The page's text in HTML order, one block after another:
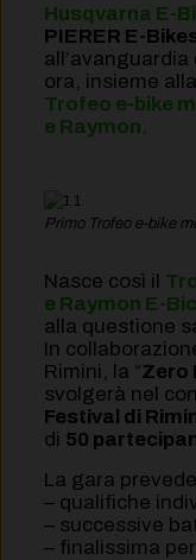
Husqvarna E-
PIERER E-
ora, insieme
Trofeo e-bike
e Raymon
Primo Trofeo e-bike
Nasce così il
e Raymon E-
alla questione
In
Rimini, la “Zero
svolgerà nel
Festival di
di 50
La gara
– qualifiche
– successive
– finalissima